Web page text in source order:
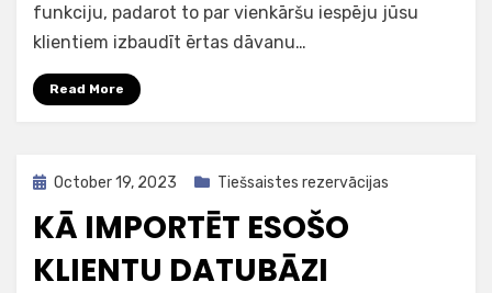
funkciju, padarot to par vienkāršu iespēju jūsu
klientiem izbaudīt ērtas dāvanu…
Read More
Posted
October 19, 2023 Tiešsaistes rezervācijas
KĀ IMPORTĒT ESOŠO
KLIENTU DATUBĀZI